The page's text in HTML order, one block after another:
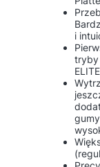
i
tryby